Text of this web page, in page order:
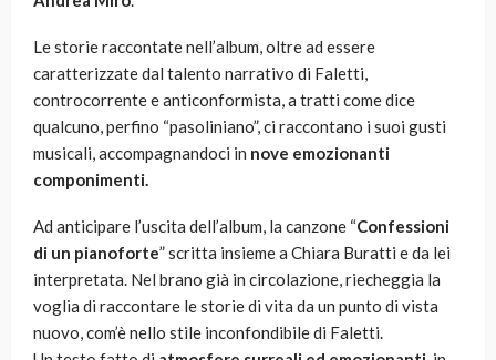
Le storie raccontate nell’album, oltre ad essere
caratterizzate dal talento narrativo di Faletti,
controcorrente e anticonformista, a tratti come dice
qualcuno, perfino “pasoliniano”, ci raccontano i suoi gusti
musicali, accompagnandoci in nove emozionanti
componimenti.
Ad anticipare l’uscita dell’album, la canzone “Confessioni
di un pianoforte” scritta insieme a Chiara Buratti e da lei
interpretata. Nel brano già in circolazione, riecheggia la
voglia di raccontare le storie di vita da un punto di vista
nuovo, com’è nello stile inconfondibile di Faletti.